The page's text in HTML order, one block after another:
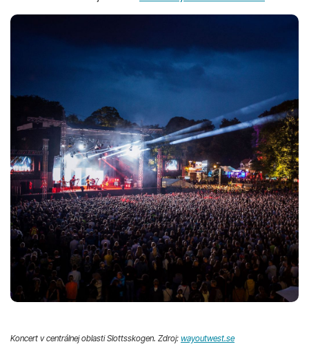
Koncert v centrálnej oblasti Slottsskogen. Zdroj: wayoutwest.se